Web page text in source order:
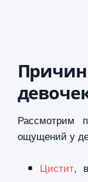
Рассмотрим
ощущений у
Цистит,